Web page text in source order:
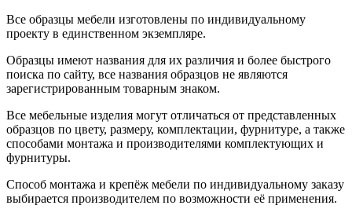
Все образцы мебели изготовлены по индивидуальному
проекту в единственном экземпляре.
Образцы имеют названия для их различия и более быстрого
поиска по сайту, все названия образцов не являются
зарегистрированным товарным знаком.
Все мебельные изделия могут отличаться от представленных
образцов по цвету, размеру, комплектации, фурнитуре, а также
способами монтажа и производителями комплектующих и
фурнитуры.
Способ монтажа и крепёж мебели по индивидуальному заказу
выбирается производителем по возможности её применения.